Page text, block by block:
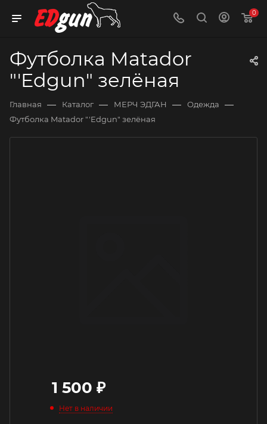
0
Футболка Matador
"'Edgun" зелёная
Главная — Каталог — МЕРЧ ЭДГАН — Одежда —
Футболка Matador "'Edgun" зелёная
1 500 ₽
Нет в наличии